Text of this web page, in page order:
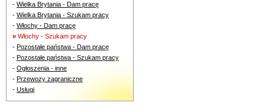
- Wielka Brytania - Dam pracę
- Wielka Brytania - Szukam pracy
- Włochy - Dam pracę
» Włochy - Szukam pracy
- Pozostałe państwa - Dam pracę
- Pozostałe państwa - Szukam pracy
- Ogłoszenia - inne
- Przewozy zagraniczne
- Usługi